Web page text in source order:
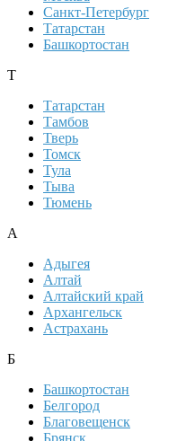
Санкт-Петербург
Татарстан
Башкортостан
Т
Татарстан
Тамбов
Тверь
Томск
Тула
Тыва
Тюмень
А
Адыгея
Алтай
Алтайский край
Архангельск
Астрахань
Б
Башкортостан
Белгород
Благовещенск